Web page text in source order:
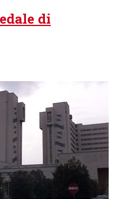
di